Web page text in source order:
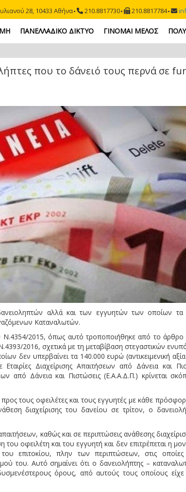
28, 10433 Αθήνα 210.8817730 210.8817784
ΠΑΝΕΛΛΑΔΙΚΟ ΔΙΚΤΥΟ ΓΙΝΟΜΑΙ ΜΕΛΟΣ
που το δάνειό τους περνά σε
αλλά και των εγγυητών των οποίων τα
Καταναλωτών.
2015, όπως αυτό τροποποιήθηκε από το άρθρο
2016, σχετικά με τη μεταβίβαση στεγαστικών
δεν υπερβαίνει τα 140.000 ευρώ (αντικειμενική
Διαχείρισης Απαιτήσεων από Δάνεια και
από Δάνεια και Πιστώσεις (Ε.Α.Α.Δ.Π.) κρίνεται
προς τους οφειλέτες και τους εγγυητές με κάθε
διαχείρισης του δανείου σε τρίτον, ο
καθώς και σε περιπτώσεις ανάθεσης
του οφειλέτη και του εγγυητή και δεν επιτρέπεται η
επιτοκίου, πλην των περιπτώσεων, στις
του. Αυτό σημαίνει ότι ο δανειολήπτης –
όρους, από αυτούς τους οποίους είχε